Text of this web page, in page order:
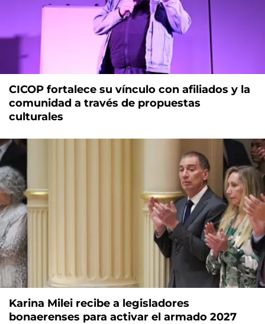
CICOP fortalece su vínculo con afiliados y la
comunidad a través de propuestas
culturales
Karina Milei recibe a legisladores
bonaerenses para activar el armado 2027